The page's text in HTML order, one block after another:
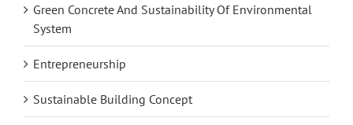
Green Concrete And Sustainability Of Environmental
System
Entrepreneurship
Sustainable Building Concept